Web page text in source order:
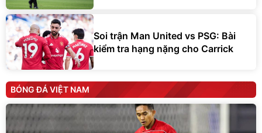
Soi trận Man United vs PSG: Bài
kiểm tra hạng nặng cho Carrick
BÓNG ĐÁ VIỆT NAM